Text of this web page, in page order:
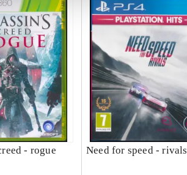
- rogue Need for speed - rivals